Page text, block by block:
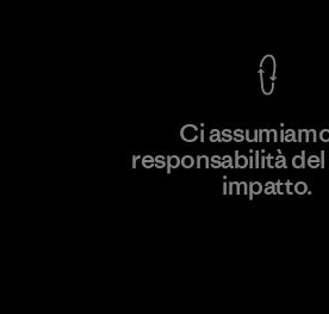
Scopri di più
Ci
responsabilità
impatto.